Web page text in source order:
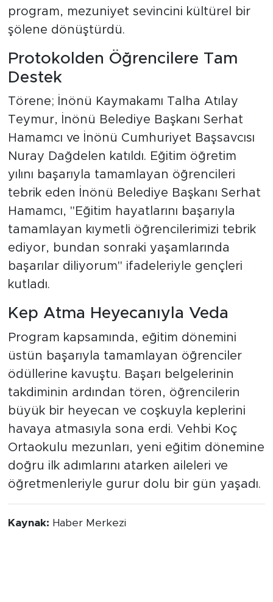
program, mezuniyet sevincini kültürel bir
şölene dönüştürdü.
Protokolden Öğrencilere Tam
Destek
Törene; İnönü Kaymakamı Talha Atılay
Teymur, İnönü Belediye Başkanı Serhat
Hamamcı ve İnönü Cumhuriyet Başsavcısı
Nuray Dağdelen katıldı. Eğitim öğretim
yılını başarıyla tamamlayan öğrencileri
tebrik eden İnönü Belediye Başkanı Serhat
Hamamcı, "Eğitim hayatlarını başarıyla
tamamlayan kıymetli öğrencilerimizi tebrik
ediyor, bundan sonraki yaşamlarında
başarılar diliyorum" ifadeleriyle gençleri
kutladı.
Kep Atma Heyecanıyla Veda
Program kapsamında, eğitim dönemini
üstün başarıyla tamamlayan öğrenciler
ödüllerine kavuştu. Başarı belgelerinin
takdiminin ardından tören, öğrencilerin
büyük bir heyecan ve coşkuyla keplerini
havaya atmasıyla sona erdi. Vehbi Koç
Ortaokulu mezunları, yeni eğitim dönemine
doğru ilk adımlarını atarken aileleri ve
öğretmenleriyle gurur dolu bir gün yaşadı.
Kaynak: Haber Merkezi